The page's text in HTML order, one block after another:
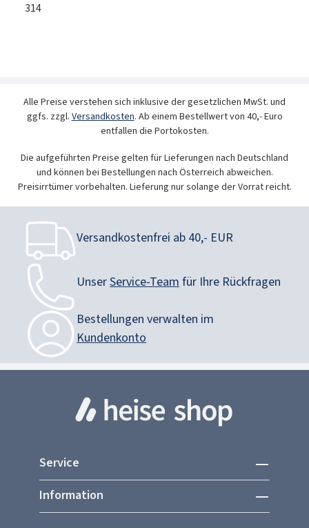
314
Alle Preise verstehen sich inklusive der gesetzlichen MwSt. und
ggfs. zzgl.Versandkosten. Ab einem Bestellwert von 40,- Euro
entfallen die Portokosten.
Die aufgeführten Preise gelten für Lieferungen nach Deutschland
und können bei Bestellungen nach Österreich abweichen.
Preisirrtümer vorbehalten. Lieferung nur solange der Vorrat reicht.
Versandkostenfrei ab 40,- EUR
UnserService-Team für Ihre Rückfragen
Bestellungen verwalten im
Kundenkonto
Service
Information